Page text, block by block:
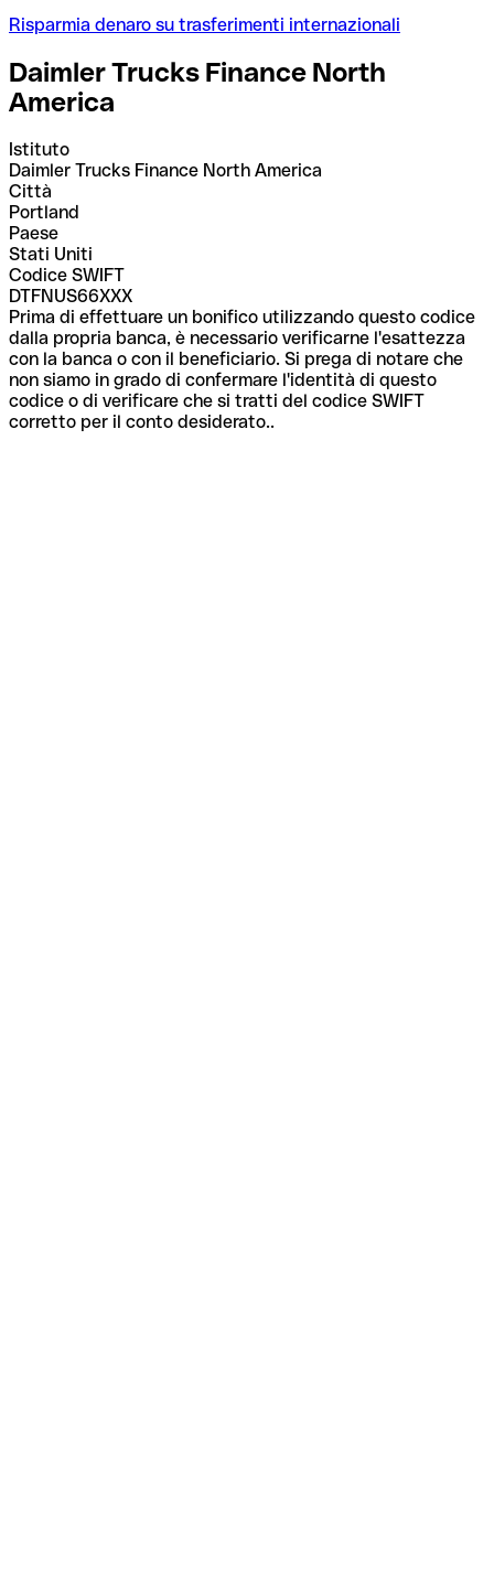
Risparmia denaro su trasferimenti internazionali
Daimler Trucks Finance North
America
Istituto
Daimler Trucks Finance North America
Città
Portland
Paese
Stati Uniti
Codice SWIFT
DTFNUS66XXX
Prima di effettuare un bonifico utilizzando questo codice
dalla propria banca, è necessario verificarne l'esattezza
con la banca o con il beneficiario. Si prega di notare che
non siamo in grado di confermare l'identità di questo
codice o di verificare che si tratti del codice SWIFT
corretto per il conto desiderato..